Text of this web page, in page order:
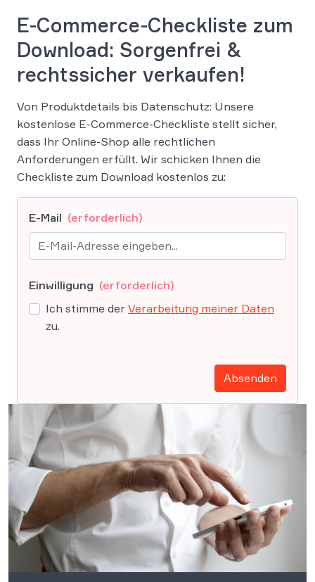
E-Commerce-Checkliste zum
Download: Sorgenfrei &
rechtssicher verkaufen!
Von Produktdetails bis Datenschutz: Unsere
kostenlose E-Commerce-Checkliste stellt sicher,
dass Ihr Online-Shop alle rechtlichen
Anforderungen erfüllt. Wir schicken Ihnen die
Checkliste zum Download kostenlos zu:
E-Mail (erforderlich)
Einwilligung (erforderlich)
Ich stimme der Verarbeitung meiner Daten
zu.
Absenden